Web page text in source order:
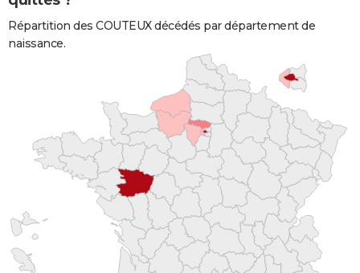
Répartition des COUTEUX décédés par département de
naissance.